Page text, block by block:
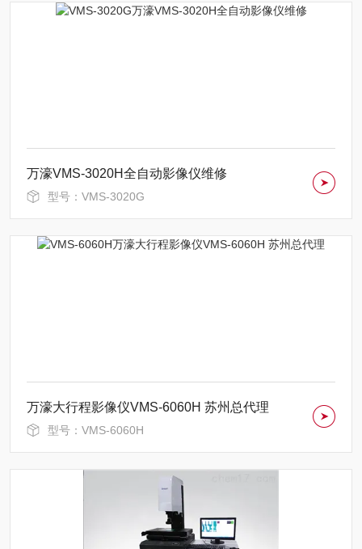
万濠VMS-3020H全自动影像仪维修
型号：VMS-3020G
万濠大行程影像仪VMS-6060H 苏州总代理
型号：VMS-6060H